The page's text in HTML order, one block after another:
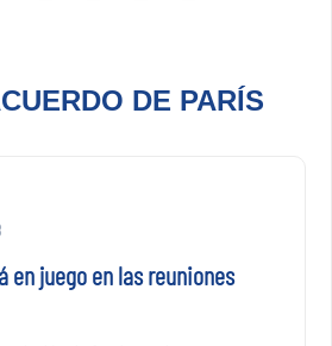
DE PARÍS
en juego en las reuniones